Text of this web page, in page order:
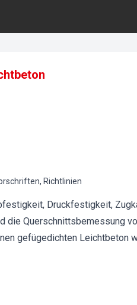
Richtlinien
Druckfestigkeit,
die Querschnittsbemessung
gefügedichten Leichtbeton